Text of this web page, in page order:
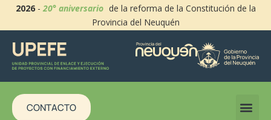
2026-20° aniversario de la reforma de la Constitución de la
Provincia del Neuquén
CONTACTO